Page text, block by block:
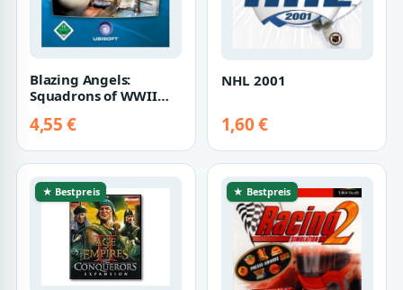
Blazing Angels:
Squadrons of WWII
4,55 €
NHL 2001
1,60 €
★ Bestpreis ★ Bestpreis